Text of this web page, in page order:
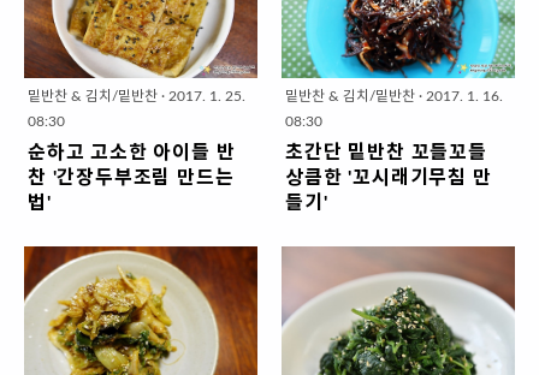
데 저는 갑자기 칼국수,우동 먹고 싶
을때.. 밑국물 만들기 귀찮을때~ 그
냥 맹물에 맛간장 몇숟가락 넣으니
간단하고 국물맛이 괜찮더라고요.
바쁠때 후..
가락) : 고추장2, 고추가루3, 올리고
당3, 다진 마늘 1, 참기름1, 참깨
1/2 * 살짝 볼록~올라..
할때가 있어요. 그래서 어묵볶음도
새로운 요리법으로 소개해보려고
하는데요. 오잉??? 놀라운 ~ 쑈킹한
요리법이 아니라 ㅋㅋㅋ 예전에는
깊이 배이고~촉촉한 어묵볶음입니
다. 순해서 누구나 잘 먹는 밑반찬
'오뎅(어묵)볶음 만드는 법' 1. 재료
묵 400g, 당근(소) 4cm 한토막, 양
파(중)1/2개, 대파 10cm 한토막, 식
용유4밥숟가락 ▣ 양념재료 (밥숟
가락) : 간장4, 설탕1.5, 물 100ml,
다진 마늘 1, 참기름1, 참깨 1/2 *
하는 신랑 때문에 오곡밥도 안먹을
것이고.. 그래서 그냥 제가 좋아하는
말린 호박만 볶아봤는데요. 말려서
특유 향과 단맛이 진하고 껍질은 쫄
(또는 참기름)을 주양념으로 담백하
게 볶는 것이지만 지난주까지 먹어
치웠던 나물들의 맛에 질려서 매콤
료 준비 ( 4인분 x 4회) ▣ 주재료 :
말린 호박 100g ▣ 고추기름재료
(밥숟가락) : 고추가루2, 다진 마늘1,
다진 대파 2, 식용유3 * 살짝 볼록~
밑반찬 & 김치/밑반찬 · 2017. 1. 25.
08:30
순하고 고소한 아이들 반
찬 '간장두부조림 만드는
법'
사로 해보겠다고 결심한 이후로 자
주 먹게 되는게 '두부'인데요. 늘 매
운 양념으로 먹다가 주메뉴가 매콤
한 요리라서 이번에는 순하게 간장
양념한 두부요리를 만들었습니다.
밑반찬 & 김치/밑반찬 · 2017. 1. 16.
08:30
초간단 밑반찬 꼬들꼬들
상큼한 '꼬시래기무침 만
들기'
감이라 새콤하게 양념하면 맛나는
밑반찬이 됩니다. 밑반찬 중에 지지
고 볶을 필요없는 '무침'이야말로 초
간단 중에 초간단 반찬인데요. 식감